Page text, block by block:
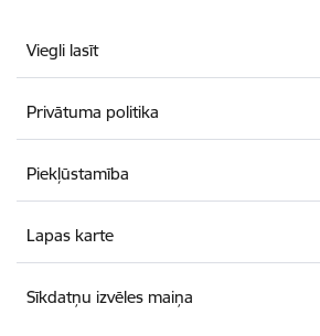
Viegli lasīt
Privātuma politika
Piekļūstamība
Lapas karte
Sīkdatņu izvēles maiņa